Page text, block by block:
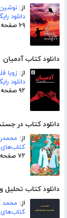
از:
دانلود
۶۹ صفحه
دانلود کتاب آدمیان
از: زویا
دانلود
۹۲ صفحه
دانلود کتاب در
از:
۷۲ صفحه
دانلود کتاب
از: محمد